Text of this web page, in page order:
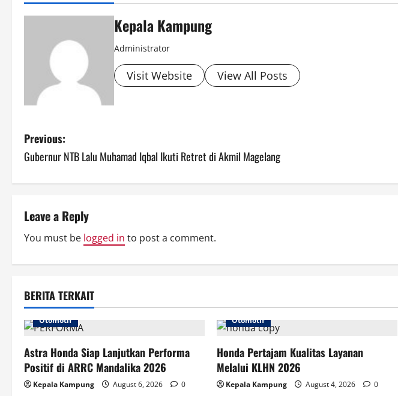
Kepala Kampung
Administrator
Visit Website View All Posts
P
o
s
t
n
a
v
i
g
a
Previous:
Gubernur NTB Lalu Muhamad Iqbal Ikuti Retret di Akmil Magelang
Leave a Reply
You must be logged in to post a comment.
BERITA TERKAIT
Otomotif
Astra Honda Siap Lanjutkan Performa
Positif di ARRC Mandalika 2026
Kepala Kampung August 6, 2026 0
Otomotif
Honda Pertajam Kualitas Layanan
Melalui KLHN 2026
Kepala Kampung August 4, 2026 0